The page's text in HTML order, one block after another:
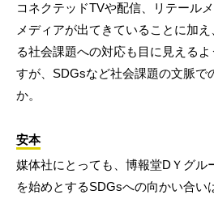
コネクテッドTVや配信、リテール
メディアが出てきていることに加
る社会課題への対応も目に見える
すが、SDGsなど社会課題の文脈で
か。
安本
媒体社にとっても、博報堂DＹグル
を始めとするSDGsへの向かい合い